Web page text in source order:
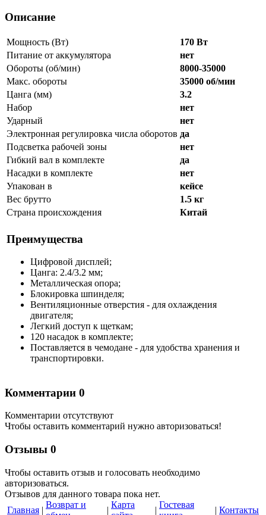
Описание
Мощность (Вт)
170 Вт
Питание от аккумулятора
нет
Обороты (об/мин)
8000-35000
Макс. обороты
35000 об/мин
Цанга (мм)
3.2
Набор
нет
Ударный
нет
Электронная регулировка числа оборотов да
Подсветка рабочей зоны
нет
Гибкий вал в комплекте
да
Насадки в комплекте
нет
Упакован в
кейсе
Вес брутто
1.5 кг
Страна происхождения
Китай
Преимущества
Цифровой дисплей;
Цанга: 2.4/3.2 мм;
Металлическая опора;
Блокировка шпинделя;
Вентиляционные отверстия - для охлаждения
двигателя;
Легкий доступ к щеткам;
120 насадок в комплекте;
Поставляется в чемодане - для удобства хранения и
транспортировки.
Комментарии 0
Комментарии отсутствуют
Чтобы оставить комментарий нужно авторизоваться!
Отзывы 0
Чтобы оcтавить отзыв и голосовать необходимо
авторизоваться.
Отзывов для данного товара пока нет.
Главная |
Возврат и
|
Карта
|
Гостевая
| Контакты